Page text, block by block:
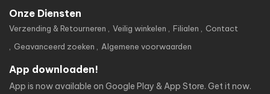
Onze Diensten
Verzending & Retourneren Veilig winkelen Filialen
Contact
Geavanceerd zoeken
Algemene voorwaarden
App downloaden!
App is now available on Google Play & App Store. Get it now.